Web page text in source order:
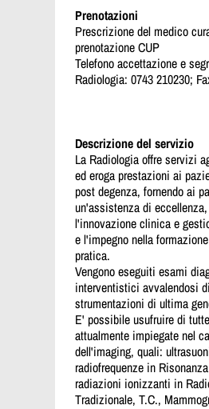
Prenotazioni
Prescrizione del medico
prenotazione CUP
Telefono accettazione e
Radiologia: 0743 210230;
Descrizione del servizio
La Radiologia offre servizi
ed eroga prestazioni ai
post degenza, fornendo ai
un'assistenza di
l'innovazione clinica e
e l'impegno nella
pratica.
Vengono eseguiti esami
interventistici avvalendosi di
strumentazioni di ultima
E' possibile usufruire di
attualmente impiegate nel
dell'imaging, quali:
radiofrequenze in
radiazioni ionizzanti in
Tradizionale, T.C.,